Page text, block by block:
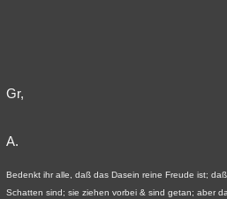
Gr,
A.
Bedenkt ihr alle, daß das Dasein reine Freude ist;
Schatten sind; sie ziehen vorbei & sind getan; aber